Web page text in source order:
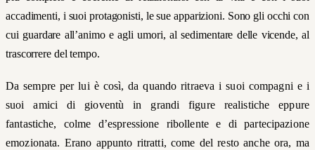
accadimenti, i suoi protagonisti, le sue apparizioni. Sono gli occhi con
cui guardare all’animo e agli umori, al sedimentare delle vicende, al
trascorrere del tempo.
Da sempre per lui è così, da quando ritraeva i suoi compagni e i
suoi amici di gioventù in grandi figure realistiche eppure
fantastiche, colme d’espressione ribollente e di partecipazione
emozionata. Erano appunto ritratti, come del resto anche ora, ma